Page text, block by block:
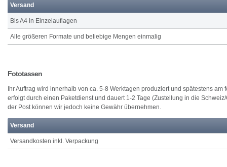
Versand
Bis A4 in Einzelauflagen
Alle größeren Formate und beliebige Mengen einmalig
Fototassen
Ihr Auftrag wird innerhalb von ca. 5-8 Werktagen produziert und spätestens
erfolgt durch einen Paketdienst und dauert 1-2 Tage (Zustellung in die
der Post können wir jedoch keine Gewähr übernehmen.
Versand
Versandkosten inkl. Verpackung